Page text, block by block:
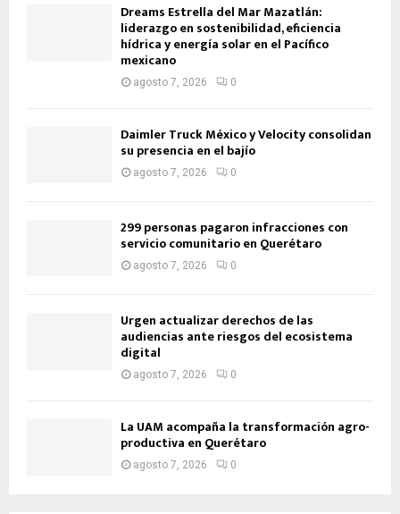
Dreams Estrella del Mar Mazatlán:
liderazgo en sostenibilidad, eficiencia
hídrica y energía solar en el Pacífico
mexicano
agosto 7, 2026 0
Daimler Truck México y Velocity consolidan
su presencia en el bajío
agosto 7, 2026 0
299 personas pagaron infracciones con
servicio comunitario en Querétaro
agosto 7, 2026 0
Urgen actualizar derechos de las
audiencias ante riesgos del ecosistema
digital
agosto 7, 2026 0
La UAM acompaña la transformación agro-
productiva en Querétaro
agosto 7, 2026 0